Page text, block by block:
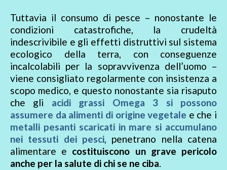
Tuttavia il consumo di pesce – nonostante le
condizioni catastrofiche, la crudeltà
indescrivibile e gli effetti distruttivi sul sistema
ecologico della terra, con conseguenze
incalcolabili per la sopravvivenza dell’uomo –
viene consigliato regolarmente con insistenza a
scopo medico, e questo nonostante sia risaputo
che gli acidi grassi Omega 3 si possono
assumere da alimenti di origine vegetale e che i
metalli pesanti scaricati in mare si accumulano
nei tessuti dei pesci, penetrano nella catena
alimentare e costituiscono un grave pericolo
anche per la salute di chi se ne ciba.